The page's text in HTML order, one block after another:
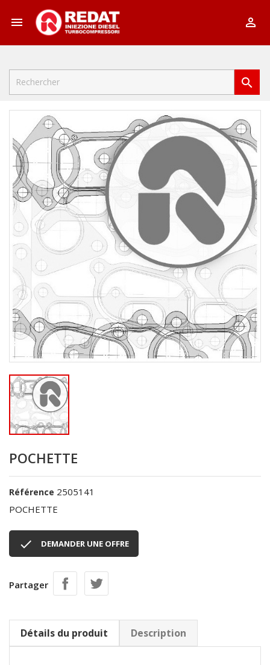
 

POCHETTE
Référence 2505141
POCHETTE
 DEMANDER UNE OFFRE
Partager
Détails du produit Description